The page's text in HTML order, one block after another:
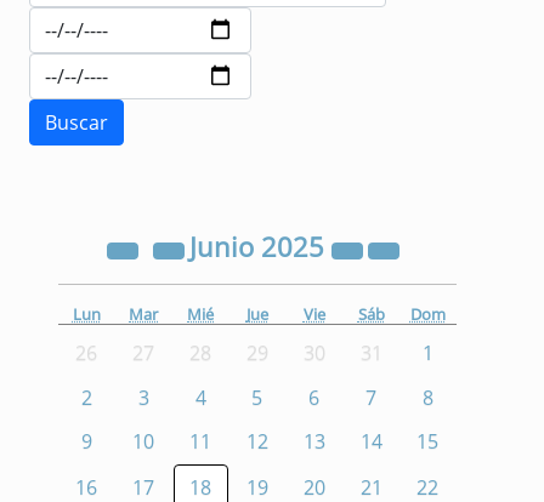
Junio 2025
Lun Mar Mié Jue Vie Sáb Dom
26 27 28 29 30 31
1
2
3 4 5 6 7
8
9
10 11 12 13 14
15
16
17 18 19 20 21
22